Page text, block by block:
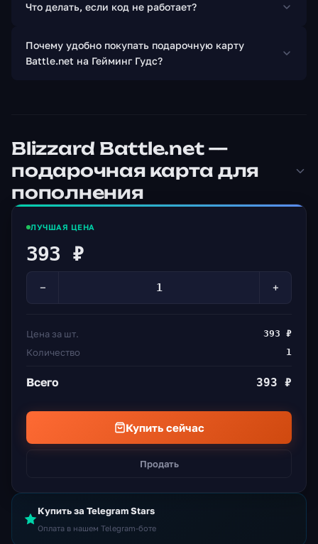
Что делать, если код не работает?
Почему удобно покупать подарочную карту
Battle.net на Гейминг Гудс?
Blizzard Battle.net —
подарочная карта для
пополнения
ЛУЧШАЯ ЦЕНА
393 ₽
− +
Цена за шт. 393 ₽
Количество 1
Всего 393 ₽
Купить сейчас
Продать
Купить за Telegram Stars
Оплата в нашем Telegram-боте